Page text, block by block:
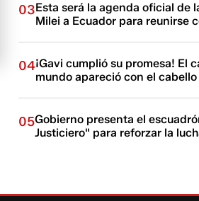
03Esta será la agenda oficial de
Milei a Ecuador para reunirse
04¡Gavi cumplió su promesa! El
mundo apareció con el
05Gobierno presenta el
Justiciero" para reforzar la